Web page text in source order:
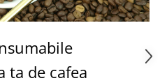
ta de cafea